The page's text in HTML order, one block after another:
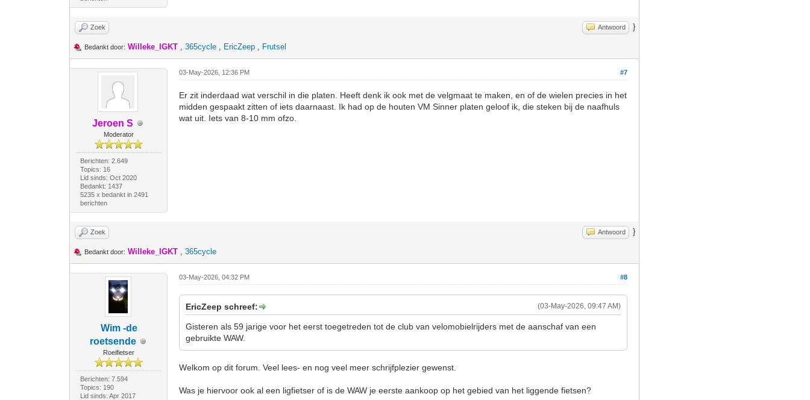
Zoek Antwoord }
Bedankt door: Willeke_IGKT ,365cycle , EricZeep , Frutsel
Jeroen S
Moderator
Berichten: 2.649
Topics: 16
Lid sinds: Oct 2020
Bedankt: 1437
5235 x bedankt in 2491
berichten
#7
03-May-2026, 12:36 PM
Er zit inderdaad wat verschil in die platen. Heeft denk ik ook met de velgmaat te maken, en of de wielen precies in het
midden gespaakt zitten of iets daarnaast. Ik had op de houten VM Sinner platen geloof ik, die steken bij de naafhuls
wat uit. Iets van 8-10 mm ofzo.
Zoek Antwoord }
Bedankt door: Willeke_IGKT ,365cycle
Wim -de
roetsende
Roeifietser
Berichten: 7.594
Topics: 190
Lid sinds: Apr 2017
#8
03-May-2026, 04:32 PM
(03-May-2026, 09:47 AM)
EricZeep schreef:
Gisteren als 59 jarige voor het eerst toegetreden tot de club van velomobielrijders met de aanschaf van een
gebruikte WAW.
Welkom op dit forum. Veel lees- en nog veel meer schrijfplezier gewenst.
Was je hiervoor ook al een ligfietser of is de WAW je eerste aankoop op het gebied van het liggende fietsen?